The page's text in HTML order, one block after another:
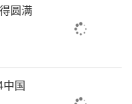
技工作者、非遗传
依托专业特长、
圆满
国